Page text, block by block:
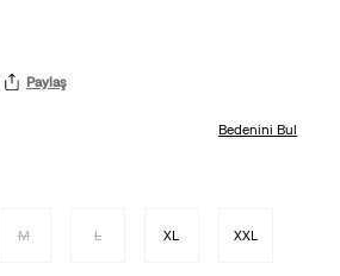
Paylaş
Bedenini Bul
M L XL XXL